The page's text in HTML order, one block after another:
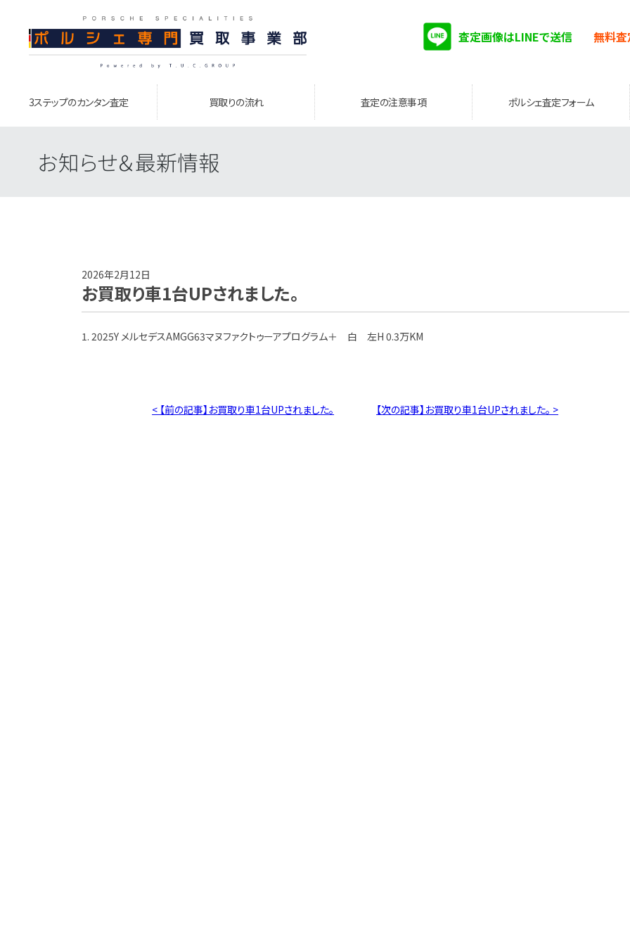
査定画像はLINEで送信 無料査
3ステップのカンタン査定 買取りの流れ 査定の注意事項 ポルシェ査定フォーム
お知らせ＆最新情報
2026年2月12日
お買取り車1台UPされました。
1. 2025Y メルセデスAMGG63マヌファクトゥーアプログラム＋ 白 左H 0.3万KM
< 【前の記事】お買取り車1台UPされました。 【次の記事】お買取り車1台UPされました。 >